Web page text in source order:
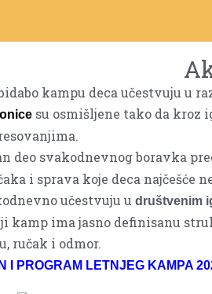
kampu deca učestvuju u
su osmišljene tako da kroz
deo svakodnevnog boravka
i sprava koje deca najčešće
učestvuju u društvenim
kamp ima jasno definisanu
ručak i odmor.
I PROGRAM LETNJEG KAMPA